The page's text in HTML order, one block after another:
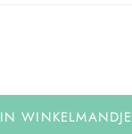
IN WINKELMANDJE